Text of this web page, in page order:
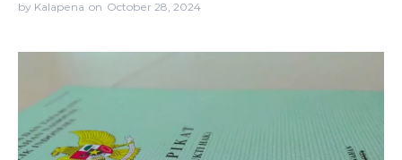
by Kalapena on October 28, 2024